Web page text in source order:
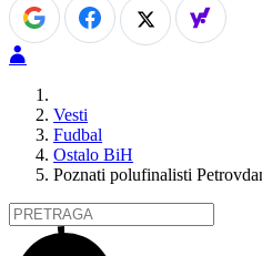
Vesti
Fudbal
Ostalo BiH
Poznati polufinalisti